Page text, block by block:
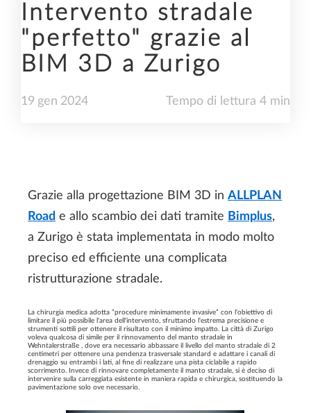
Intervento stradale
"perfetto" grazie al
BIM 3D a Zurigo
19 gen 2024 Tempo di lettura 4 min
Grazie alla progettazione BIM 3D in ALLPLAN
Road e allo scambio dei dati tramite Bimplus,
a Zurigo è stata implementata in modo molto
preciso ed efficiente una complicata
ristrutturazione stradale.
La chirurgia medica adotta “procedure minimamente invasive” con l'obiettivo di
limitare il più possibile l'area dell'intervento, sfruttando l'estrema precisione e
strumenti sottili per ottenere il risultato con il minimo impatto. La città di Zurigo
voleva qualcosa di simile per il rinnovamento del manto stradale in
Wehntalerstraße , dove era necessario abbassare il livello del manto stradale di 2
centimetri per ottenere una pendenza trasversale standard e adattare i canali di
drenaggio su entrambi i lati, al fine di realizzare una pista ciclabile a rapido
scorrimento. Invece di rinnovare completamente il manto stradale, si è deciso di
intervenire sulla carreggiata esistente in maniera rapida e chirurgica, sostituendo la
pavimentazione solo ove necessario.